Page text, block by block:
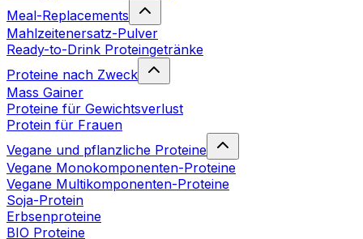
Meal-Replacements
Mahlzeitenersatz-Pulver
Ready-to-Drink Proteingetränke
Proteine nach Zweck
Mass Gainer
Proteine für Gewichtsverlust
Protein für Frauen
Vegane und pflanzliche Proteine
Vegane Monokomponenten-Proteine
Vegane Multikomponenten-Proteine
Soja-Protein
Erbsenproteine
BIO Proteine